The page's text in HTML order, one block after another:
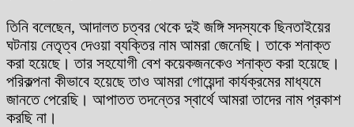
তিনি বলেছেন, আদালত চত্বর থেকে দুই জঙ্গি সদস্যকে ছিনতাইয়ের
ঘটনায় নেতৃত্ব দেওয়া ব্যক্তির নাম আমরা জেনেছি। তাকে শনাক্ত
করা হয়েছে। তার সহযোগী বেশ কয়েকজনকেও শনাক্ত করা হয়েছে।
পরিকল্পনা কীভাবে হয়েছে তাও আমরা গোয়েন্দা কার্যক্রমের মাধ্যমে
জানতে পেরেছি। আপাতত তদন্তের স্বার্থে আমরা তাদের নাম প্রকাশ
করছি না।